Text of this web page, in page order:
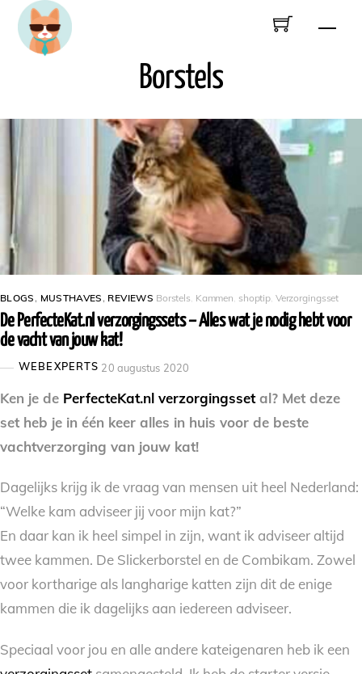
Skip
content
Borstels
BLOGS , MUSTHAVES , REVIEWS Borstels Kammen shoptip Verzorgingsset
De PerfecteKat.nl verzorgingssets – Alles wat je nodig hebt voor
de vacht van jouw kat!
WEBEXPERTS 20 augustus 2020
Ken je de PerfecteKat.nl verzorgingssetal? Met deze
set heb je in één keer alles in huis voor de beste
vachtverzorging van jouw kat!
Dagelijks krijg ik de vraag van mensen uit heel Nederland:
“Welke kam adviseer jij voor mijn kat?”
En daar kan ik heel simpel in zijn, want ik adviseer altijd
twee kammen. De Slickerborstel en de Combikam. Zowel
voor kortharige als langharige katten zijn dit de enige
kammen die ik dagelijks aan iedereen adviseer.
Speciaal voor jou en alle andere kateigenaren heb ik een